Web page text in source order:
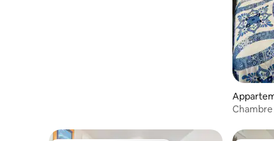
⋅ Kenner